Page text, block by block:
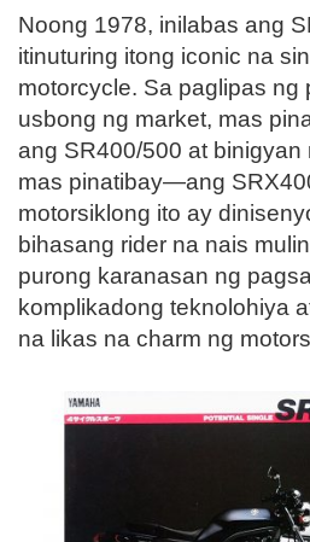
Noong 1978, inilabas ang
itinuturing itong iconic na
motorcycle. Sa paglipas ng
usbong ng market, mas
ang SR400/500 at binigyan
mas pinatibay—ang
motorsiklong ito ay
bihasang rider na nais
purong karanasan ng
komplikadong teknolohiya
na likas na charm ng